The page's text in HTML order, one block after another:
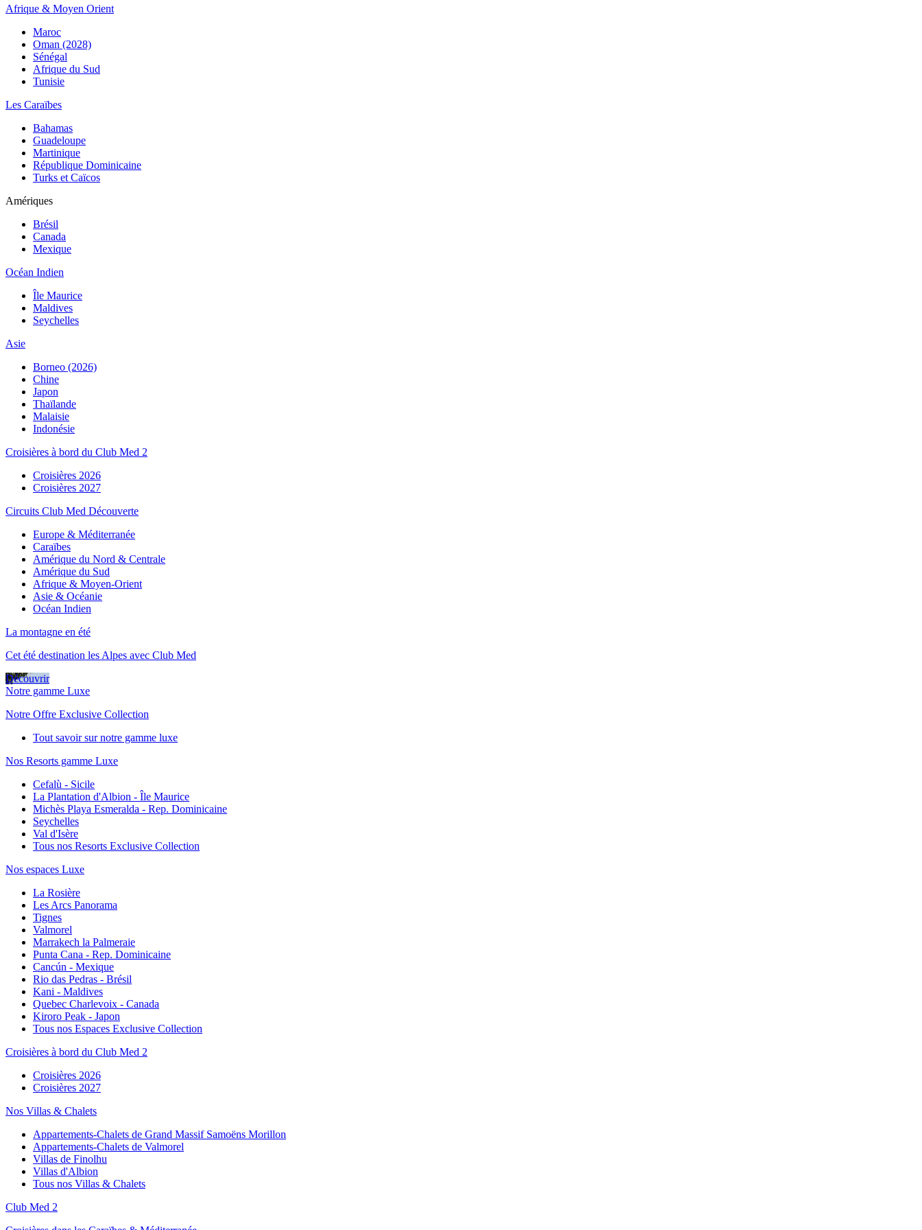
Afrique & Moyen Orient
Maroc
Oman (2028)
Sénégal
Afrique du Sud
Tunisie
Les Caraïbes
Bahamas
Guadeloupe
Martinique
République Dominicaine
Turks et Caïcos
Amériques
Brésil
Canada
Mexique
Océan Indien
Île Maurice
Maldives
Seychelles
Asie
Borneo (2026)
Chine
Japon
Thaïlande
Malaisie
Indonésie
Croisières à bord du Club Med 2
Croisières 2026
Croisières 2027
Circuits Club Med Découverte
Europe & Méditerranée
Caraïbes
Amérique du Nord & Centrale
Amérique du Sud
Afrique & Moyen-Orient
Asie & Océanie
Océan Indien
La montagne en été
Cet été destination les Alpes avec Club Med
Découvrir
Notre gamme Luxe
Notre Offre Exclusive Collection
Tout savoir sur notre gamme luxe
Nos Resorts gamme Luxe
Cefalù - Sicile
La Plantation d'Albion - Île Maurice
Michès Playa Esmeralda - Rep. Dominicaine
Seychelles
Val d'Isère
Tous nos Resorts Exclusive Collection
Nos espaces Luxe
La Rosière
Les Arcs Panorama
Tignes
Valmorel
Marrakech la Palmeraie
Punta Cana - Rep. Dominicaine
Cancún - Mexique
Rio das Pedras - Brésil
Kani - Maldives
Quebec Charlevoix - Canada
Kiroro Peak - Japon
Tous nos Espaces Exclusive Collection
Croisières à bord du Club Med 2
Croisières 2026
Croisières 2027
Nos Villas & Chalets
Appartements-Chalets de Grand Massif Samoëns Morillon
Appartements-Chalets de Valmorel
Villas de Finolhu
Villas d'Albion
Tous nos Villas & Chalets
Club Med 2